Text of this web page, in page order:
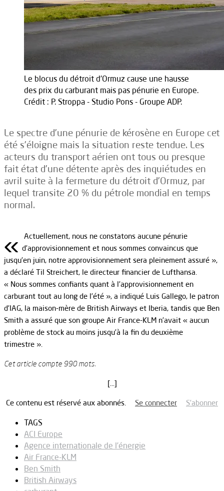
Le blocus du détroit d'Ormuz cause une hausse
des prix du carburant mais pas pénurie en Europe.
Crédit : P. Stroppa - Studio Pons - Groupe ADP.
Le spectre d’une pénurie de kérosène en Europe cet
été s’éloigne mais la situation reste tendue. Les
acteurs du transport aérien ont tous ou presque
fait état d’une détente après des inquiétudes en
avril suite à la fermeture du détroit d’Ormuz, par
lequel transite 20 % du pétrole mondial en temps
normal.
«
Actuellement, nous ne constatons aucune pénurie
d’approvisionnement et nous sommes convaincus que
jusqu’en juin, notre approvisionnement sera pleinement assuré »,
a déclaré Til Streichert, le directeur financier de Lufthansa.
« Nous sommes confiants quant à l’approvisionnement en
carburant tout au long de l’été », a indiqué Luis Gallego, le patron
d’IAG, la maison-mère de British Airways et Iberia, tandis que Ben
Smith a assuré que son groupe Air France-KLM n’avait « aucun
problème de stock au moins jusqu’à la fin du deuxième
trimestre ».
Cet article compte 990 mots.
[…]
Ce contenu est réservé aux abonnés. Se connecter S’abonner
TAGS
ACI Europe
Agence internationale de l’énergie
Air France-KLM
Ben Smith
British Airways